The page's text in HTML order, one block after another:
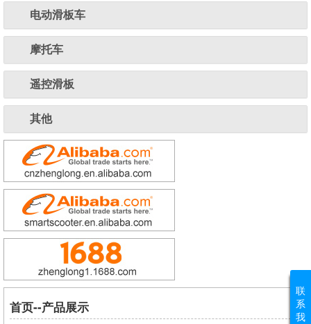
电动滑板车
摩托车
遥控滑板
其他
首页--产品展示
联
系
我